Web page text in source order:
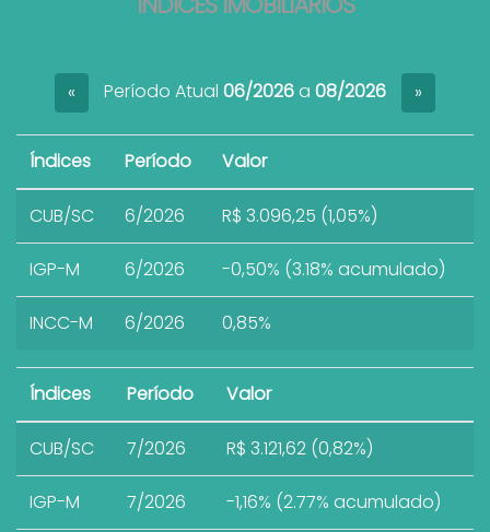
« Período Atual 06/2026a 08/2026 »
Índices Período Valor
CUB/SC 6/2026 R$ 3.096,25 (1,05%)
IGP-M 6/2026 -0,50% (3.18% acumulado)
INCC-M 6/2026 0,85%
Índices Período Valor
CUB/SC 7/2026 R$ 3.121,62 (0,82%)
IGP-M 7/2026 -1,16% (2.77% acumulado)